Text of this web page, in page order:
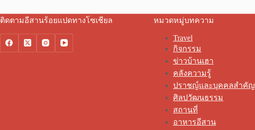
ติดตามอีสานร้อยแปดทางโซเชียล หมวดหมู่บทความ
Travel
กิจกรรม
ข่าวบ้านเฮา
คลังความรู้
ปราชญ์และบุคคลสำคัญ
ศิลปวัฒนธรรม
สถานที่
อาหารอีสาน